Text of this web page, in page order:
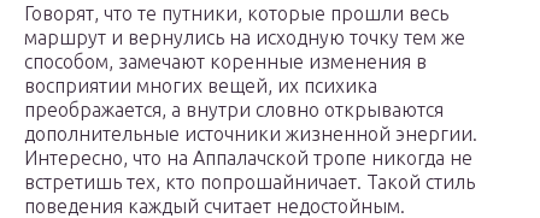
Говорят, что те путники, которые прошли весь
маршрут и вернулись на исходную точку тем же
способом, замечают коренные изменения в
восприятии многих вещей, их психика
преображается, а внутри словно открываются
дополнительные источники жизненной энергии.
Интересно, что на Аппалачской тропе никогда не
встретишь тех, кто попрошайничает. Такой стиль
поведения каждый считает недостойным.